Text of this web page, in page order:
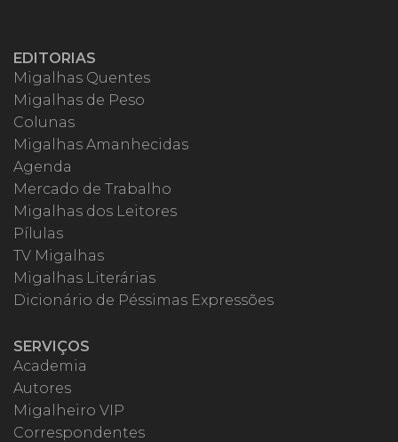
EDITORIAS
Migalhas Quentes
Migalhas de Peso
Colunas
Migalhas Amanhecidas
Agenda
Mercado de Trabalho
Migalhas dos Leitores
Pílulas
TV Migalhas
Migalhas Literárias
Dicionário de Péssimas Expressões
SERVIÇOS
Academia
Autores
Migalheiro VIP
Correspondentes